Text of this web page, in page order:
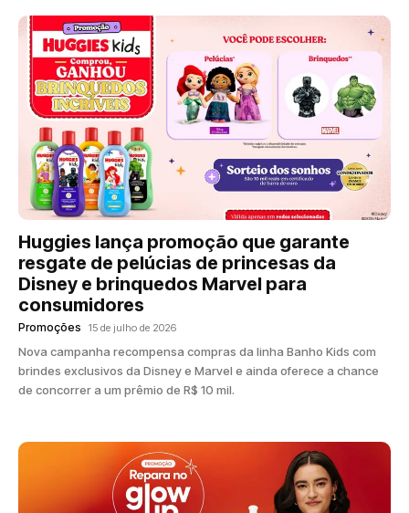
Huggies lança promoção que garante
resgate de pelúcias de princesas da
Disney e brinquedos Marvel para
consumidores
Promoções 15 de julho de 2026
Nova campanha recompensa compras da linha Banho Kids com
brindes exclusivos da Disney e Marvel e ainda oferece a chance
de concorrer a um prêmio de R$ 10 mil.